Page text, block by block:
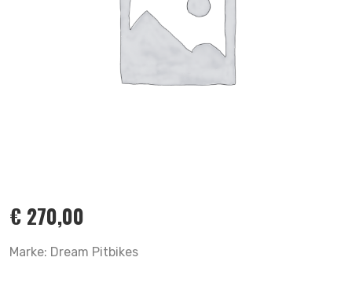
€ 270,00
Marke: Dream Pitbikes